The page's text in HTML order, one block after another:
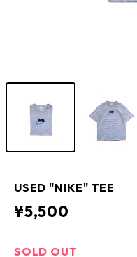
USED "NIKE" TEE
¥5,500
SOLD OUT